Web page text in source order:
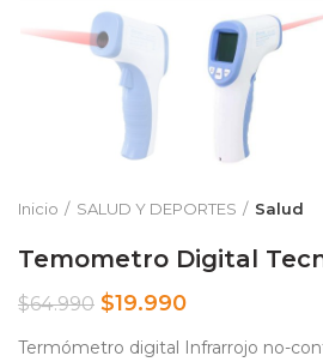
Inicio SALUD Y DEPORTES Salud
Temometro Digital
$64.990 $19.990
Termómetro digital Infrarrojo no-